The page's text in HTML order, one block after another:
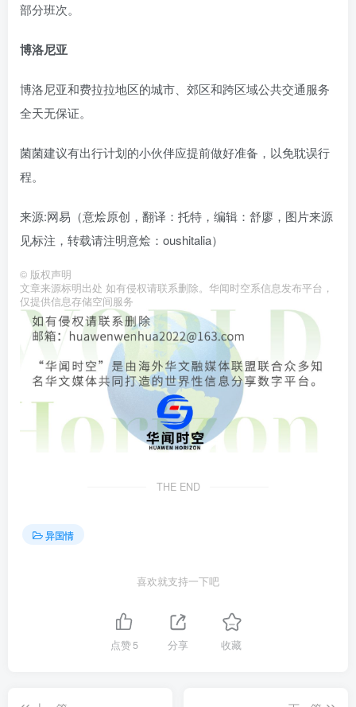
部分班次。
博洛尼亚
博洛尼亚和费拉拉地区的城市、郊区和跨区域公共交通服务
全天无保证。
菌菌建议有出行计划的小伙伴应提前做好准备，以免耽误行
程。
来源:网易（意烩原创，翻译：托特，编辑：舒廖，图片来源
见标注，转载请注明意烩：oushitalia）
© 版权声明
文章来源标明出处 如有侵权请联系删除。华闻时空系信息发布平台，
仅提供信息存储空间服务
THE END
异国情
喜欢就支持一下吧
点赞5 分享 收藏